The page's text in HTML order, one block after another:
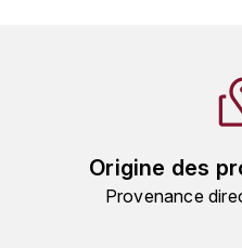
Origine des
Provenance